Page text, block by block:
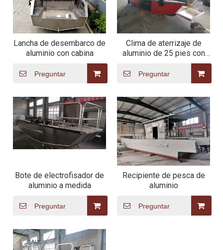
Lancha de desembarco de
aluminio con cabina
Preguntar
Clima de aterrizaje de
aluminio de 25 pies con
Preguntar
Bote de electrofisador de
aluminio a medida
Preguntar
Recipiente de pesca de
aluminio
Preguntar